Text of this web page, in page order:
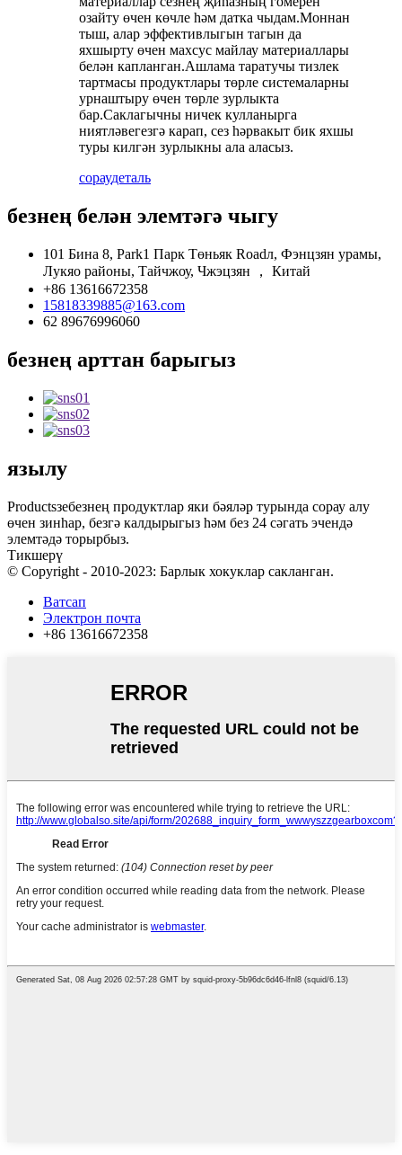
озайту өчен көчле һәм датка чыдам.Моннан
тыш, алар эффективлыгын тагын да
яхшырту өчен махсус майлау материаллары
белән капланган.Ашлама таратучы тизлек
тартмасы продуктлары төрле системаларны
урнаштыру өчен төрле зурлыкта
бар.Саклагычны ничек кулланырга
ниятләвегезгә карап, сез һәрвакыт бик яхшы
туры килгән зурлыкны ала аласыз.
сораудеталь
безнең белән элемтәгә чыгу
101 Бина 8, Park1 Парк Төньяк Roadл, Фэнцзян урамы,
Лукяо районы, Тайчжоу, Чжэцзян ， Китай
+86 13616672358
15818339885@163.com
62 89676996060
безнең арттан барыгыз
язылу
Productsзебезнең продуктлар яки бәяләр турында сорау алу
өчен зинһар, безгә калдырыгыз һәм без 24 сәгать эчендә
элемтәдә торырбыз.
Тикшерү
© Copyright - 2010-2023: Барлык хокуклар сакланган.
Ватсап
Электрон почта
+86 13616672358